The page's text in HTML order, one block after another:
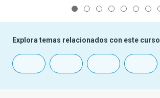
Explora temas relacionados con este curso